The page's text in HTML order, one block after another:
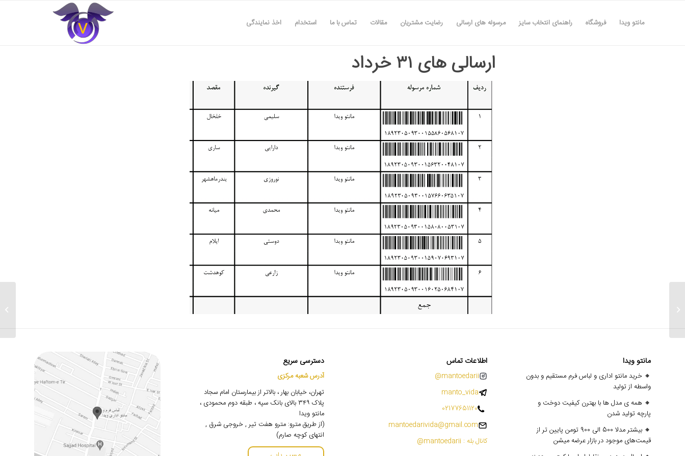
مانتو ویدا فروشگاه راهنمای انتخاب سایز مرسوله های ارسالی رضایت مشتریان مقالات تماس با ما استخدام اخذ نمایندگی
ارسالی های ۳۱ خرداد
مانتو ویدا
🔸 خرید مانتو اداری و لباس فرم مستقیم و بدون
واسطه از تولید
🔸 همه ی مدل ها با بهترن کیفیت دوخت و
پارچه تولید شدن
🔸 بیشتر مدلا 500 الی 900 تومن پایین تر از
قیمت‌های موجود در بازار عرضه میشن
اطلاعات تماس
mantoedarii@
manto_vida
02177651120
mantoedarivida@gmail.com
کانال بله : mantoedarii@
دسترسی سریع
آدرس شعبه مرکزی
تهران، خیابان بهار ، بالاتر از بیمارستان امام سجاد
پلاک ۳۴۹ بالای بانک سپه ، طبقه دوم محمودی ،
مانتو ویدا
(از طریق مترو: مترو هفت تیر , خروجی شرق ,
انتهای کوچه صارم)
ارسالی